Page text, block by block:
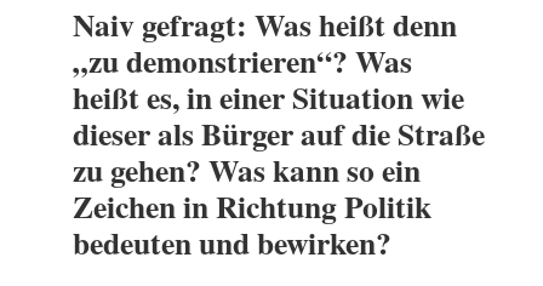
Naiv gefragt: Was heißt denn
„zu demonstrieren“? Was
heißt es, in einer Situation wie
dieser als Bürger auf die Straße
zu gehen? Was kann so ein
Zeichen in Richtung Politik
bedeuten und bewirken?